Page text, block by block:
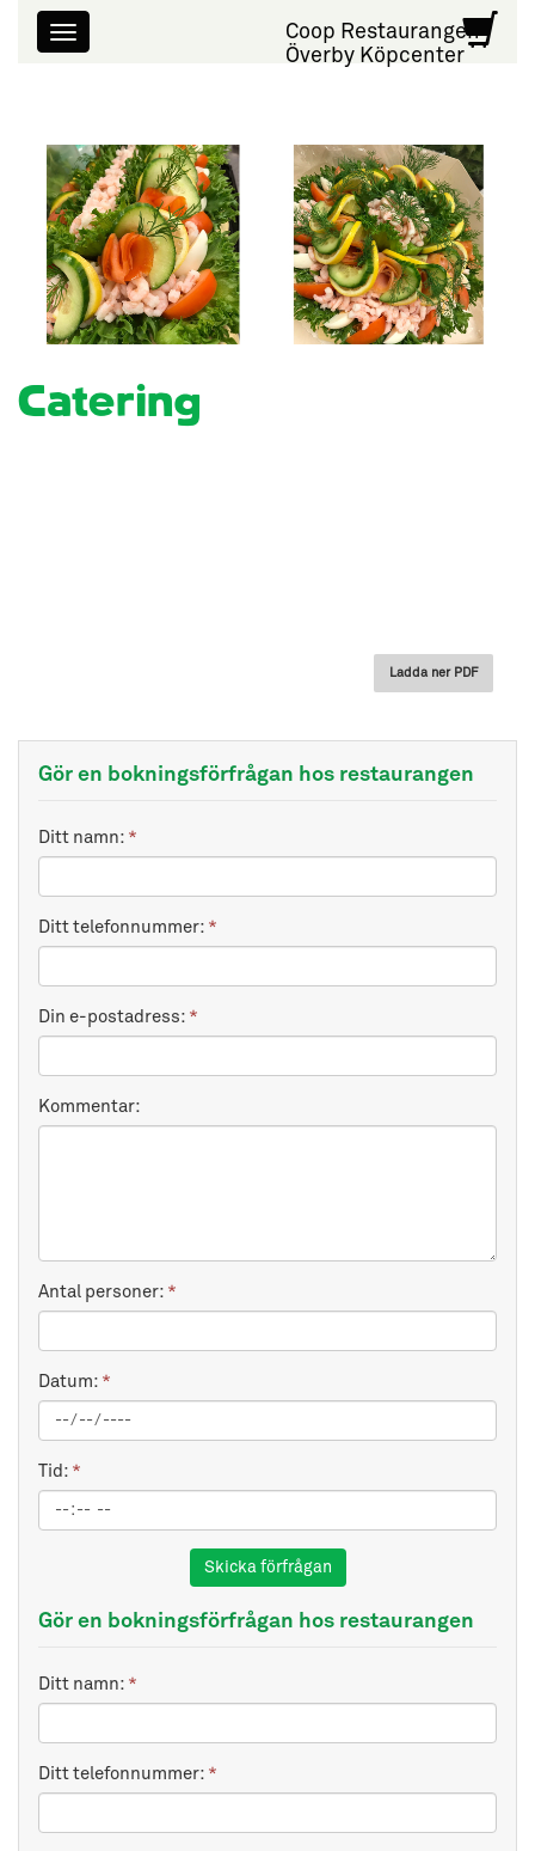
Coop Restaurangen
Överby Köpcenter
Catering
Ladda ner PDF
Gör en bokningsförfrågan hos restaurangen
Ditt namn: *
Ditt telefonnummer: *
Din e-postadress: *
Kommentar:
Antal personer: *
Datum: *
Tid: *
Skicka förfrågan
Gör en bokningsförfrågan hos restaurangen
Ditt namn: *
Ditt telefonnummer: *